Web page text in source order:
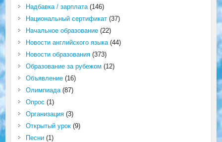
Надбавка / зарплата(146)
Национальный сертификат(37)
Начальное образование(22)
Новости английского языка(44)
Новости образования(373)
Образование за рубежом (12)
Объявление(16)
Олимпиада(87)
Опрос (1)
Организация(3)
Открытый урок(9)
Песни(1)